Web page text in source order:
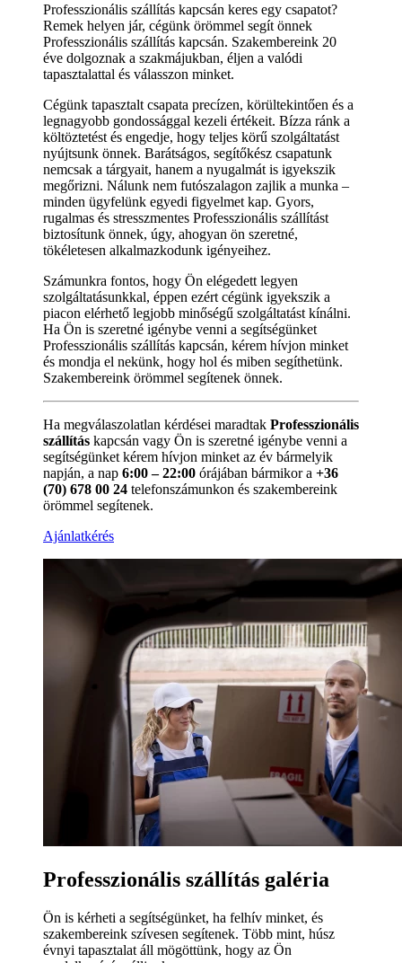
Professzionális szállítás kapcsán keres egy csapatot?
Remek helyen jár, cégünk örömmel segít önnek
Professzionális szállítás kapcsán. Szakembereink 20
éve dolgoznak a szakmájukban, éljen a valódi
tapasztalattal és válasszon minket.
Cégünk tapasztalt csapata precízen, körültekintően és a
legnagyobb gondossággal kezeli értékeit. Bízza ránk a
költöztetést és engedje, hogy teljes körű szolgáltatást
nyújtsunk önnek. Barátságos, segítőkész csapatunk
nemcsak a tárgyait, hanem a nyugalmát is igyekszik
megőrizni. Nálunk nem futószalagon zajlik a munka –
minden ügyfelünk egyedi figyelmet kap. Gyors,
rugalmas és stresszmentes Professzionális szállítást
biztosítunk önnek, úgy, ahogyan ön szeretné,
tökéletesen alkalmazkodunk igényeihez.
Számunkra fontos, hogy Ön elégedett legyen
szolgáltatásunkkal, éppen ezért cégünk igyekszik a
piacon elérhető legjobb minőségű szolgáltatást kínálni.
Ha Ön is szeretné igénybe venni a segítségünket
Professzionális szállítás kapcsán, kérem hívjon minket
és mondja el nekünk, hogy hol és miben segíthetünk.
Szakembereink örömmel segítenek önnek.
Ha megválaszolatlan kérdései maradtak Professzionális
szállítás kapcsán vagy Ön is szeretné igénybe venni a
segítségünket kérem hívjon minket az év bármelyik
napján, a nap 6:00 – 22:00 órájában bármikor a +36
(70) 678 00 24 telefonszámunkon és szakembereink
örömmel segítenek.
Ajánlatkérés
Professzionális szállítás galéria
Ön is kérheti a segítségünket, ha felhív minket, és
szakembereink szívesen segítenek. Több mint, húsz
évnyi tapasztalat áll mögöttünk, hogy az Ön